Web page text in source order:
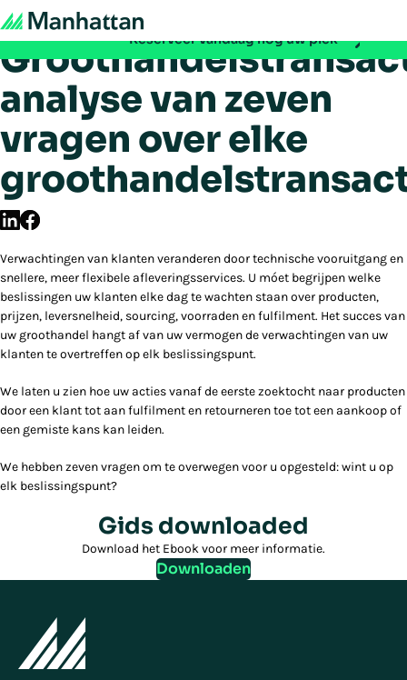
Mis het niet - de registratie voor EMEA Exchange 2026 is nu
Reserveer vandaag nog uw plek
Gides Voor
analyse van zeven
vragen over elke
Verwachtingen van klanten veranderen door technische vooruitgang en
snellere, meer flexibele afleveringsservices. U móet begrijpen welke
beslissingen uw klanten elke dag te wachten staan over producten,
prijzen, leversnelheid, sourcing, voorraden en fulfilment. Het succes van
uw groothandel hangt af van uw vermogen de verwachtingen van uw
klanten te overtreffen op elk beslissingspunt.
We laten u zien hoe uw acties vanaf de eerste zoektocht naar producten
door een klant tot aan fulfilment en retourneren toe tot een aankoop of
een gemiste kans kan leiden.
We hebben zeven vragen om te overwegen voor u opgesteld: wint u op
elk beslissingspunt?
Gids downloaded
Download het Ebook voor meer informatie.
Downloaden